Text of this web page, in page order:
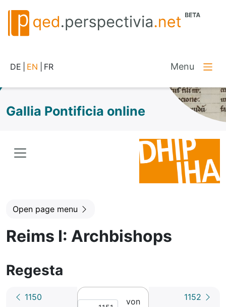
DE EN FR Menu
Gallia Pontificia online
Open page menu
Reims I: Archbishops
Regesta
1150
von
1152